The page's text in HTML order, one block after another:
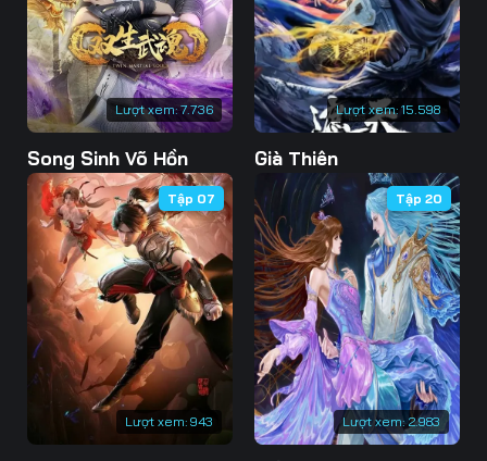
76 77 78
79 80 81
82 83 84
85 86 87
88 89 90
91 92 93
94 95 96
97 98 99
100 102
Lượt xem: 7.736
Song Sinh Võ Hồn
Lượt xem: 15.598
Già Thiên
Lượt xem: 943
Tập 07
Lượt xem: 2.983
Tập 20